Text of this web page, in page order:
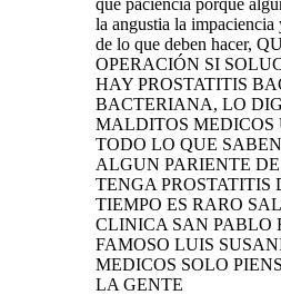
que paciencia porque
la angustia la
de lo que deben hacer,
OPERACIÓN SI
HAY PROSTATITIS
BACTERIANA, LO
MALDITOS MEDICOS
TODO LO QUE
ALGUN PARIENTE
TENGA
TIEMPO ES RARO
CLINICA SAN PABLO
FAMOSO LUIS
MEDICOS SOLO
LA GENTE